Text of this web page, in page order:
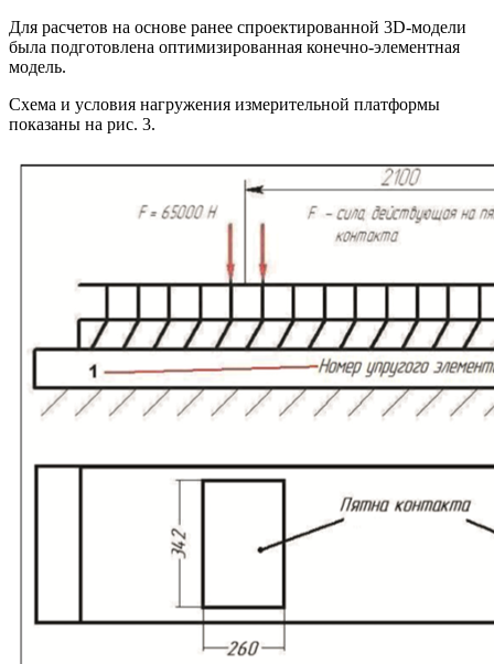
Для расчетов на основе ранее спроектированной 3D-модели
была подготовлена оптимизированная конечно-элементная
модель.
Схема и условия нагружения измерительной платформы
показаны на рис. 3.